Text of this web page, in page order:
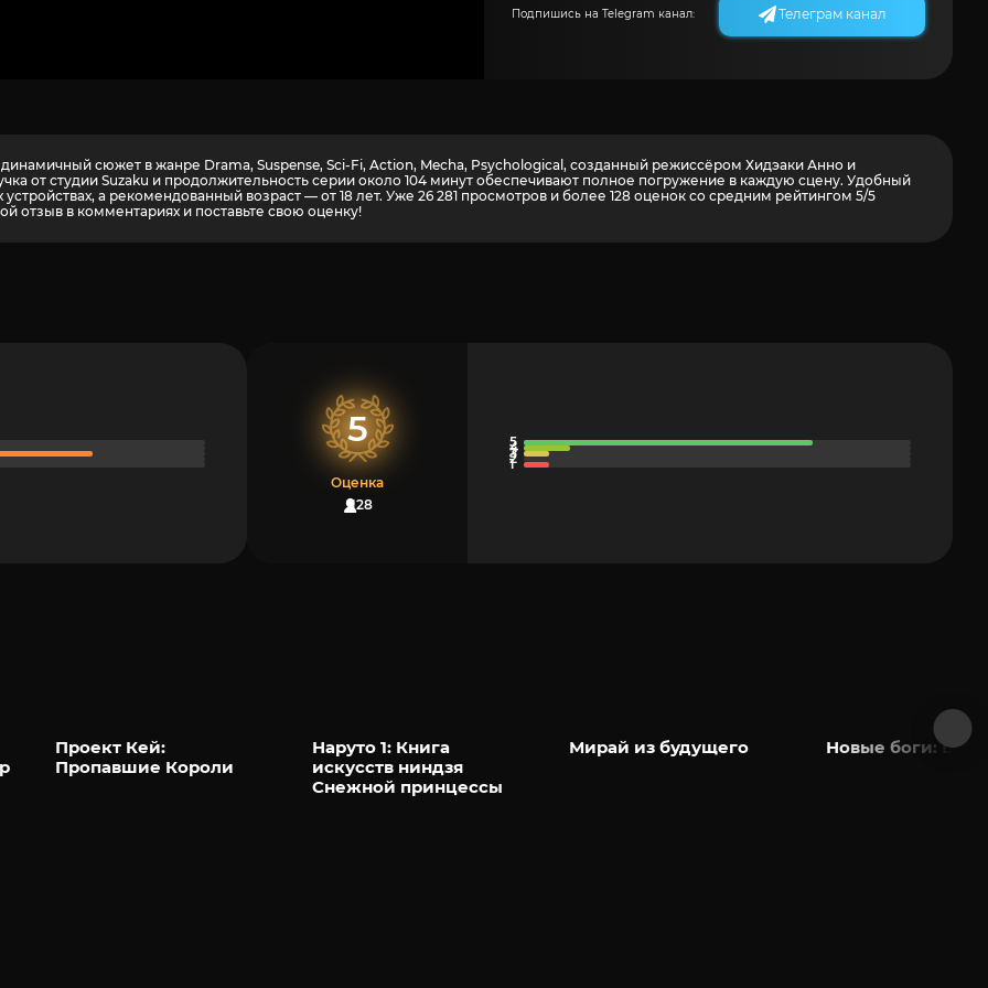
Подпишись на Telegram канал: Телеграм канал
сюжет в жанре Drama, Suspense, Sci-Fi, Action, Mecha, Psychological, созданный режиссёром Хидэаки Анно и
от студии Suzaku и продолжительность серии около 104 минут обеспечивают полное погружение в каждую сцену. Удобный
а рекомендованный возраст — от 18 лет. Уже 26 281 просмотров и более 128 оценок со средним рейтингом 5/5
отзыв в комментариях и поставьте свою оценку!
5
Оценка
128
Проект Кей:
Пропавшие Короли
Наруто 1: Книга
искусств ниндзя
Снежной принцессы
Мирай из будущего Новые боги: